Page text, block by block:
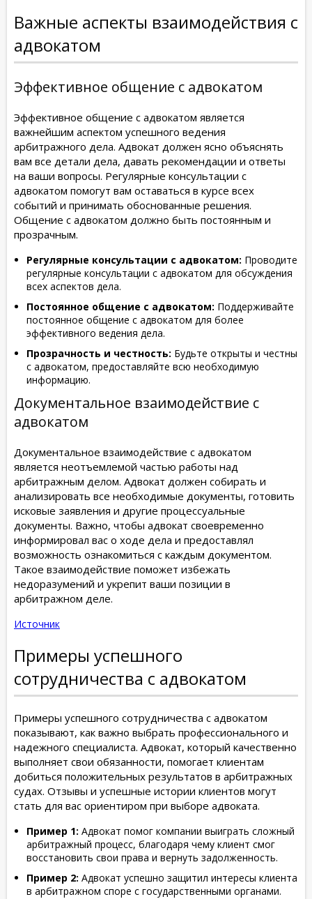
Важные аспекты взаимодействия с
адвокатом
Эффективное общение с адвокатом
Эффективное общение с адвокатом является
важнейшим аспектом успешного ведения
арбитражного дела. Адвокат должен ясно объяснять
вам все детали дела, давать рекомендации и ответы
на ваши вопросы. Регулярные консультации с
адвокатом помогут вам оставаться в курсе всех
событий и принимать обоснованные решения.
Общение с адвокатом должно быть постоянным и
прозрачным.
Регулярные консультации с адвокатом: Проводите
регулярные консультации с адвокатом для обсуждения
всех аспектов дела.
Постоянное общение с адвокатом: Поддерживайте
постоянное общение с адвокатом для более
эффективного ведения дела.
Прозрачность и честность: Будьте открыты и честны
с адвокатом, предоставляйте всю необходимую
информацию.
Документальное взаимодействие с
адвокатом
Документальное взаимодействие с адвокатом
является неотъемлемой частью работы над
арбитражным делом. Адвокат должен собирать и
анализировать все необходимые документы, готовить
исковые заявления и другие процессуальные
документы. Важно, чтобы адвокат своевременно
информировал вас о ходе дела и предоставлял
возможность ознакомиться с каждым документом.
Такое взаимодействие поможет избежать
недоразумений и укрепит ваши позиции в
арбитражном деле.
Источник
Примеры успешного
сотрудничества с адвокатом
Примеры успешного сотрудничества с адвокатом
показывают, как важно выбрать профессионального и
надежного специалиста. Адвокат, который качественно
выполняет свои обязанности, помогает клиентам
добиться положительных результатов в арбитражных
судах. Отзывы и успешные истории клиентов могут
стать для вас ориентиром при выборе адвоката.
Пример 1: Адвокат помог компании выиграть сложный
арбитражный процесс, благодаря чему клиент смог
восстановить свои права и вернуть задолженность.
Пример 2: Адвокат успешно защитил интересы клиента
в арбитражном споре с государственными органами.